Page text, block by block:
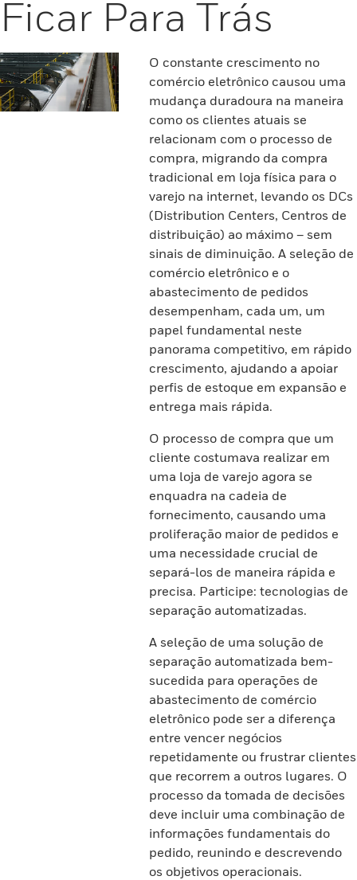
Ficar Para Trás
O constante crescimento no
comércio eletrônico causou uma
mudança duradoura na maneira
como os clientes atuais se
relacionam com o processo de
compra, migrando da compra
tradicional em loja física para o
varejo na internet, levando os DCs
(Distribution Centers, Centros de
distribuição) ao máximo – sem
sinais de diminuição. A seleção de
comércio eletrônico e o
abastecimento de pedidos
desempenham, cada um, um
papel fundamental neste
panorama competitivo, em rápido
crescimento, ajudando a apoiar
perfis de estoque em expansão e
entrega mais rápida.
O processo de compra que um
cliente costumava realizar em
uma loja de varejo agora se
enquadra na cadeia de
fornecimento, causando uma
proliferação maior de pedidos e
uma necessidade crucial de
separá-los de maneira rápida e
precisa. Participe: tecnologias de
separação automatizadas.
A seleção de uma solução de
separação automatizada bem-
sucedida para operações de
abastecimento de comércio
eletrônico pode ser a diferença
entre vencer negócios
repetidamente ou frustrar clientes
que recorrem a outros lugares. O
processo da tomada de decisões
deve incluir uma combinação de
informações fundamentais do
pedido, reunindo e descrevendo
os objetivos operacionais.